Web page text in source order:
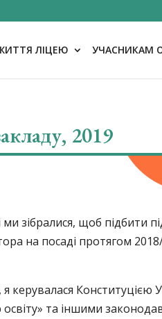
ЛІЦЕЮ УЧАСНИКАМ
2019
зібралися, щоб підбити
на посаді протягом
я керувалася Конституцією
та іншими